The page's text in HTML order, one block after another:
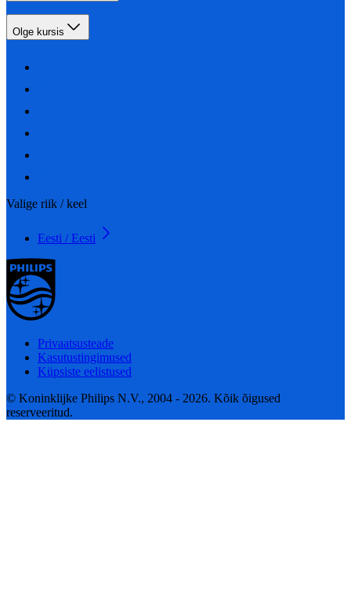
Olge kursis
Valige riik / keel
Eesti / Eesti
Privaatsusteade
Kasutustingimused
Küpsiste eelistused
© Koninklijke Philips N.V., 2004 - 2026. Kõik õigused
reserveeritud.